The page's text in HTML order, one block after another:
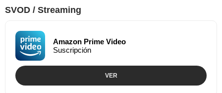
SVOD / Streaming
Amazon Prime Video
Suscripción
VER